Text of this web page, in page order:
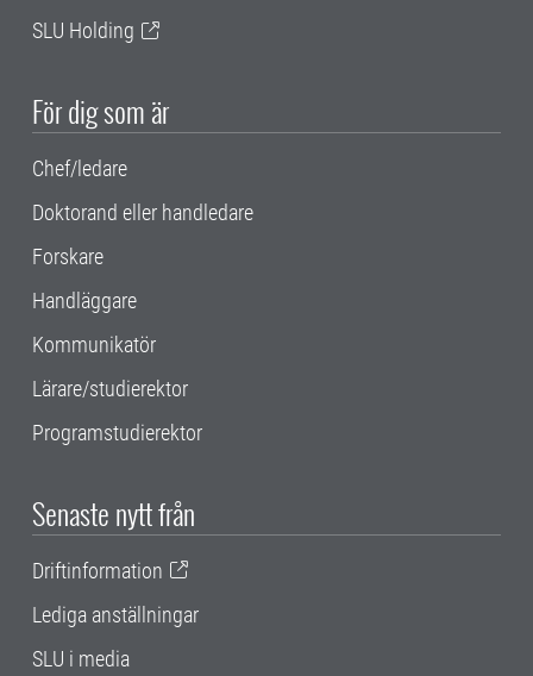
SLU Holding
För dig som är
Chef/ledare
Doktorand eller handledare
Forskare
Handläggare
Kommunikatör
Lärare/studierektor
Programstudierektor
Senaste nytt från
Driftinformation
Lediga anställningar
SLU i media